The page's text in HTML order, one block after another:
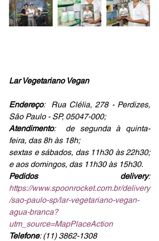
Lar Vegetariano Vegan
Endereço:  Rua Clélia, 278 - Perdizes,
São Paulo - SP, 05047-000;
Atendimento:  de segunda à quinta-
feira, das 8h às 18h;
sextas e sábados, das 11h30 às 22h30;
e aos domingos, das 11h30 às 15h30.
Pedidos delivery :
https://www.spoonrocket.com.br/delivery
/sao-paulo-sp/lar-vegetariano-vegan-
agua-branca?
utm_source=MapPlaceAction
Telefone: (11) 3862-1308